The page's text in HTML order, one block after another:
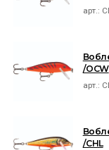
арт.:
/OCW
арт.:
/CHL